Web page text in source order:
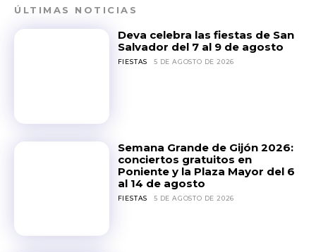
ÚLTIMAS NOTICIAS
Deva celebra las fiestas de San
Salvador del 7 al 9 de agosto
FIESTAS 5 DE AGOSTO DE 2026
Semana Grande de Gijón 2026:
conciertos gratuitos en
Poniente y la Plaza Mayor del 6
al 14 de agosto
FIESTAS 5 DE AGOSTO DE 2026